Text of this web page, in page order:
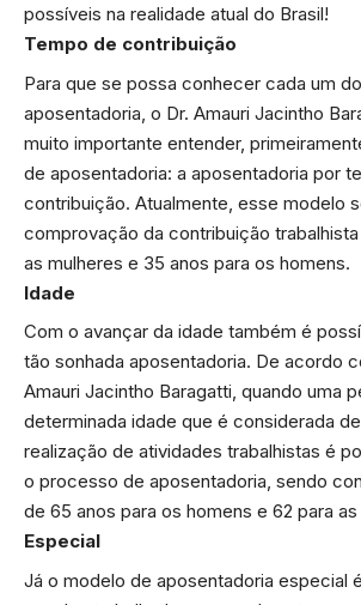
possíveis na realidade atual do Brasil!
Tempo de contribuição
Para que se possa conhecer cada um
aposentadoria, o Dr. Amauri Jacintho
muito importante entender,
de aposentadoria: a aposentadoria por
contribuição. Atualmente, esse modelo
comprovação da contribuição
as mulheres e 35 anos para os homens.
Idade
Com o avançar da idade também é
tão sonhada aposentadoria. De acordo
Amauri Jacintho Baragatti, quando uma
determinada idade que é considerada
realização de atividades trabalhistas é
o processo de aposentadoria, sendo
de 65 anos para os homens e 62 para
Especial
Já o modelo de aposentadoria especial